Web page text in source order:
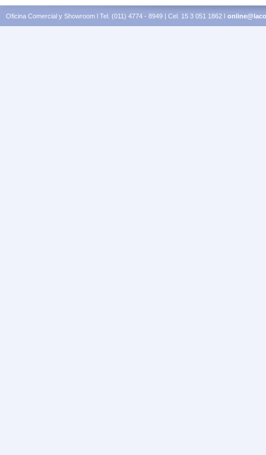
Oficina Comercial y Showroom l Tel. (011) 4774 - 8949 | Cel. 15 3 051 1862 l